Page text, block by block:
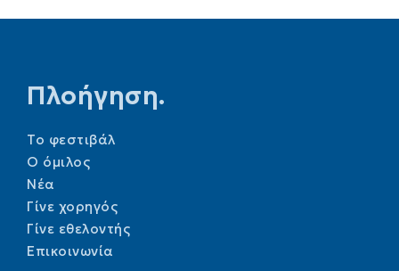
Πλοήγηση.
Το φεστιβάλ
Ο όμιλος
Νέα
Γίνε χορηγός
Γίνε εθελοντής
Επικοινωνία